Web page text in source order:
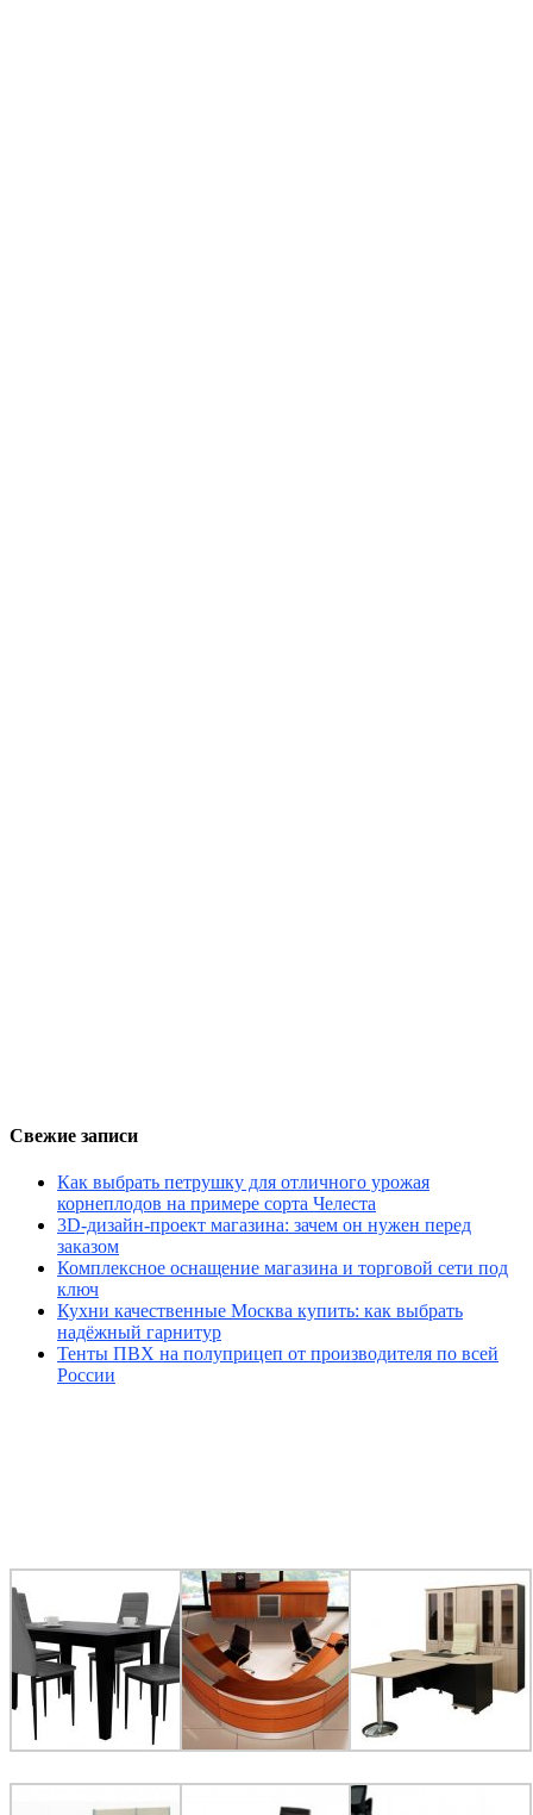
Свежие записи
Как выбрать петрушку для отличного урожая
корнеплодов на примере сорта Челеста
3D-дизайн-проект магазина: зачем он нужен перед
заказом
Комплексное оснащение магазина и торговой сети под
ключ
Кухни качественные Москва купить: как выбрать
надёжный гарнитур
Тенты ПВХ на полуприцеп от производителя по всей
России